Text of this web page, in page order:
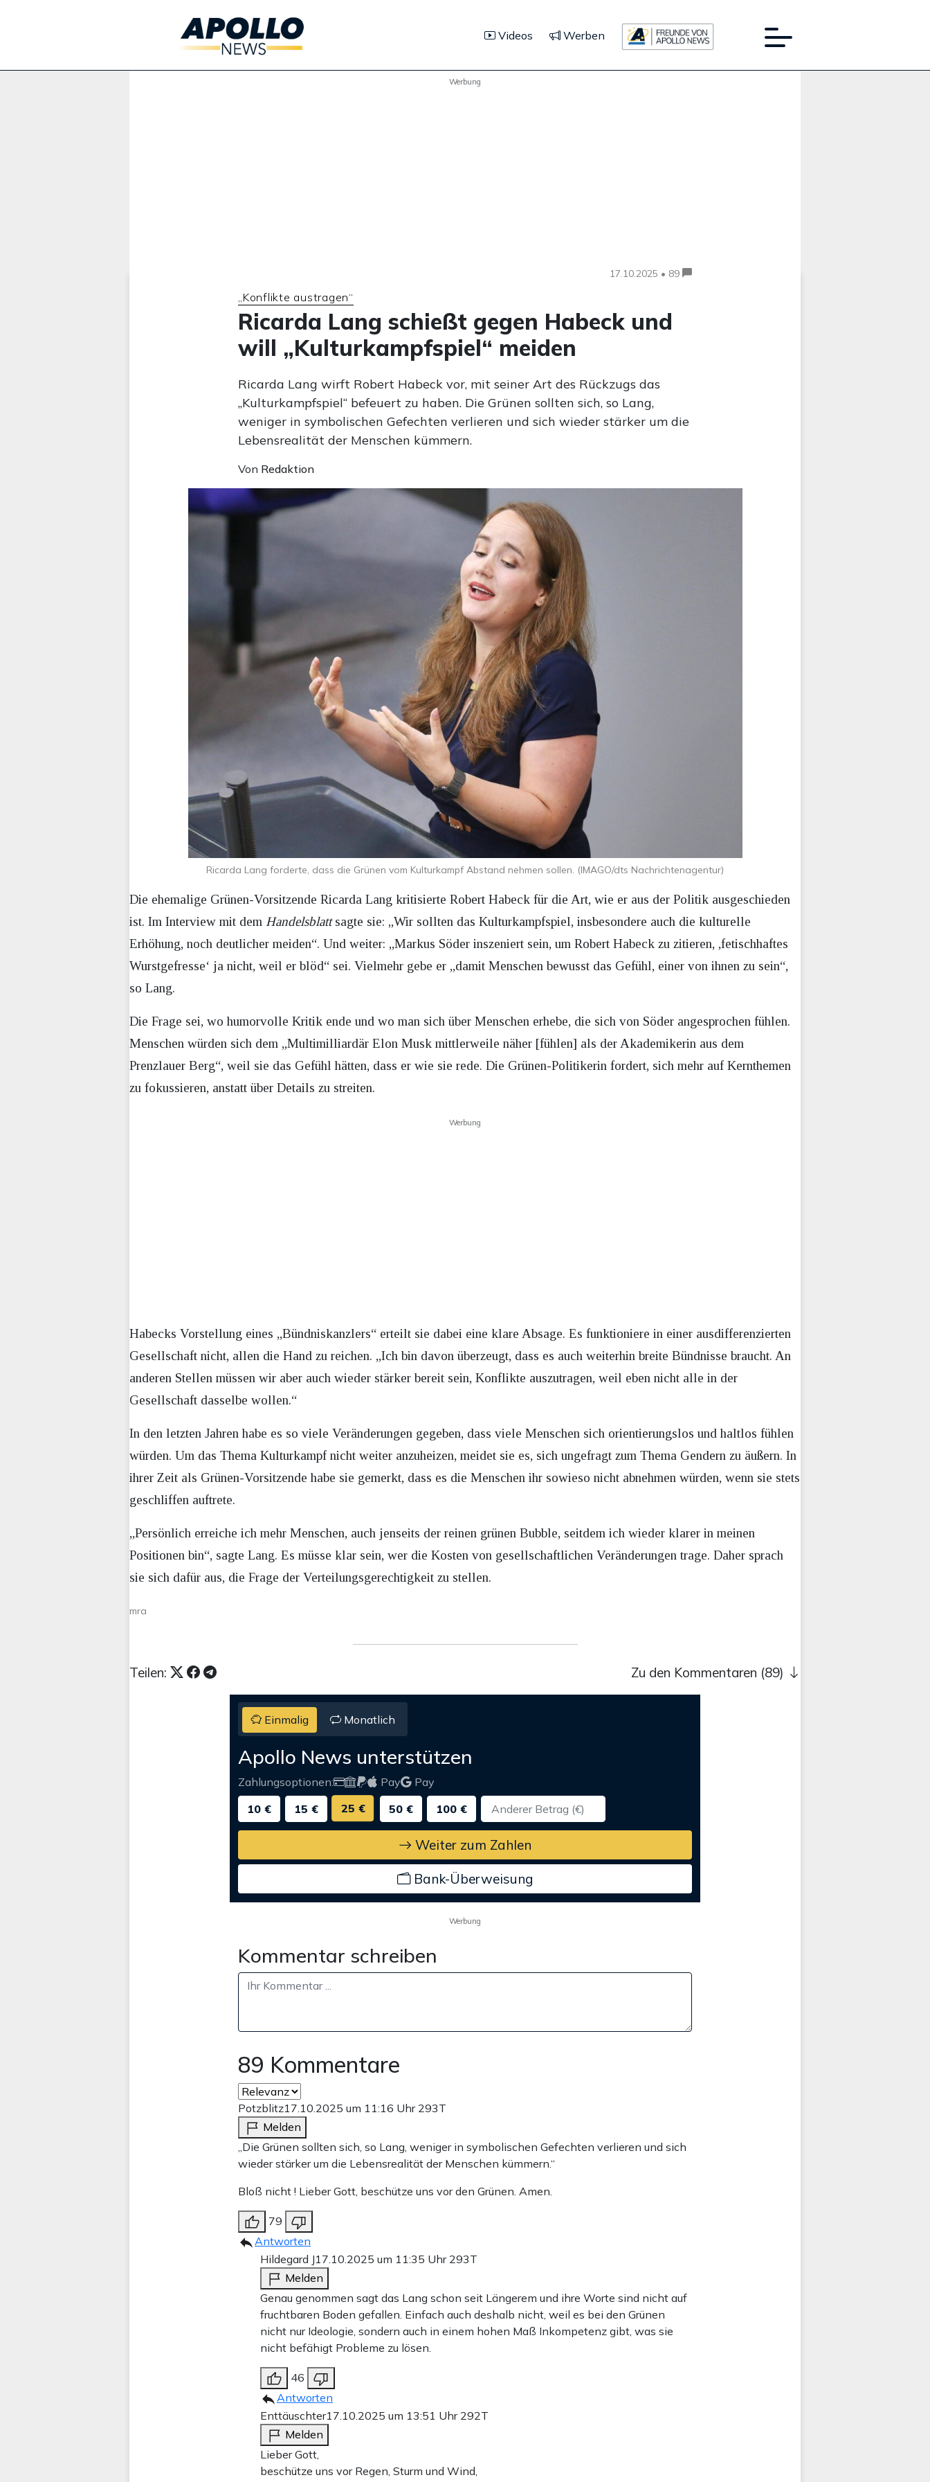
Videos Werben
Werbung
17.10.2025 • 89
„Konflikte austragen“
Ricarda Lang schießt gegen Habeck und
will „Kulturkampfspiel“ meiden
Ricarda Lang wirft Robert Habeck vor, mit seiner Art des Rückzugs das
„Kulturkampfspiel“ befeuert zu haben. Die Grünen sollten sich, so Lang,
weniger in symbolischen Gefechten verlieren und sich wieder stärker um die
Lebensrealität der Menschen kümmern.
Von Redaktion
Ricarda Lang forderte, dass die Grünen vom Kulturkampf Abstand nehmen sollen. (IMAGO/dts Nachrichtenagentur)
Die ehemalige Grünen-Vorsitzende Ricarda Lang kritisierte Robert Habeck für die Art, wie er aus der Politik ausgeschieden
ist. Im Interview mit dem Handelsblattsagte sie: „Wir sollten das Kulturkampfspiel, insbesondere auch die kulturelle
Erhöhung, noch deutlicher meiden“. Und weiter: „Markus Söder inszeniert sein, um Robert Habeck zu zitieren, ,fetischhaftes
Wurstgefresse‘ ja nicht, weil er blöd“ sei. Vielmehr gebe er „damit Menschen bewusst das Gefühl, einer von ihnen zu sein“,
so Lang.
Die Frage sei, wo humorvolle Kritik ende und wo man sich über Menschen erhebe, die sich von Söder angesprochen fühlen.
Menschen würden sich dem „Multimilliardär Elon Musk mittlerweile näher [fühlen] als der Akademikerin aus dem
Prenzlauer Berg“, weil sie das Gefühl hätten, dass er wie sie rede. Die Grünen-Politikerin fordert, sich mehr auf Kernthemen
zu fokussieren, anstatt über Details zu streiten.
Werbung
Habecks Vorstellung eines „Bündniskanzlers“ erteilt sie dabei eine klare Absage. Es funktioniere in einer ausdifferenzierten
Gesellschaft nicht, allen die Hand zu reichen. „Ich bin davon überzeugt, dass es auch weiterhin breite Bündnisse braucht. An
anderen Stellen müssen wir aber auch wieder stärker bereit sein, Konflikte auszutragen, weil eben nicht alle in der
Gesellschaft dasselbe wollen.“
In den letzten Jahren habe es so viele Veränderungen gegeben, dass viele Menschen sich orientierungslos und haltlos fühlen
würden. Um das Thema Kulturkampf nicht weiter anzuheizen, meidet sie es, sich ungefragt zum Thema Gendern zu äußern. In
ihrer Zeit als Grünen-Vorsitzende habe sie gemerkt, dass es die Menschen ihr sowieso nicht abnehmen würden, wenn sie stets
geschliffen auftrete.
„Persönlich erreiche ich mehr Menschen, auch jenseits der reinen grünen Bubble, seitdem ich wieder klarer in meinen
Positionen bin“, sagte Lang. Es müsse klar sein, wer die Kosten von gesellschaftlichen Veränderungen trage. Daher sprach
sie sich dafür aus, die Frage der Verteilungsgerechtigkeit zu stellen.
mra
Teilen: Zu den Kommentaren (89)
Einmalig Monatlich
Apollo News unterstützen
Zahlungsoptionen: Pay
Pay
10 €
15 € 25 € 50 € 100 €
Weiter zum Zahlen
Bank-Überweisung
Werbung
Kommentar schreiben
89 Kommentare
Potzblitz17.10.2025 um 11:16 Uhr 293T
Melden
„Die Grünen sollten sich, so Lang, weniger in symbolischen Gefechten verlieren und sich
wieder stärker um die Lebensrealität der Menschen kümmern.“
Bloß nicht ! Lieber Gott, beschütze uns vor den Grünen. Amen.
79
Antworten
Hildegard J17.10.2025 um 11:35 Uhr 293T
Melden
Genau genommen sagt das Lang schon seit Längerem und ihre Worte sind nicht auf
fruchtbaren Boden gefallen. Einfach auch deshalb nicht, weil es bei den Grünen
nicht nur Ideologie, sondern auch in einem hohen Maß Inkompetenz gibt, was sie
nicht befähigt Probleme zu lösen.
46
Antworten
Enttäuschter17.10.2025 um 13:51 Uhr 292T
Melden
Lieber Gott,
beschütze uns vor Regen, Sturm und Wind,